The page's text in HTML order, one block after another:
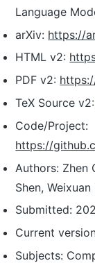
Language
arXiv: https://
HTML v2:
PDF v2:
TeX Source v2:
Code/Project:
https://
Authors: Zhen
Shen,
Submitted:
Current
Subjects: